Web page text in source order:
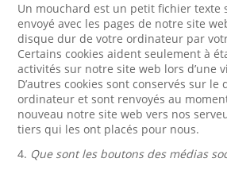
Un mouchard est un petit fichier texte
envoyé avec les pages de notre site
disque dur de votre ordinateur par
Certains cookies aident seulement à
activités sur notre site web lors d’une
D’autres cookies sont conservés sur
ordinateur et sont renvoyés au
nouveau notre site web vers nos
tiers qui les ont placés pour nous.
4. Que sont les boutons des médias